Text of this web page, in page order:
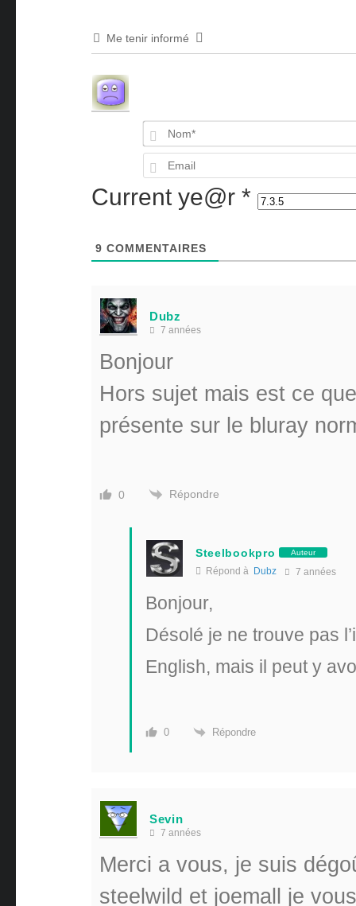
Me tenir informé
Current ye@r *
9 COMMENTAIRES
Dubz
7 années
Bonjour
Hors sujet mais est ce
présente sur le bluray
0 Répondre
Steelbookpro Auteur
Répond à Dubz 7 années
Bonjour,
Désolé je ne trouve pas
English, mais il peut y
0 Répondre
Sevin
7 années
Merci a vous, je suis
steelwild et joemall je